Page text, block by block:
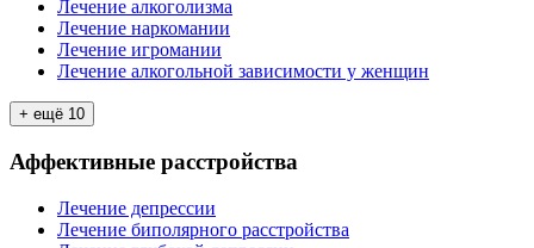
Лечение алкоголизма
Лечение наркомании
Лечение игромании
Лечение алкогольной зависимости у женщин
+ ещё 10
Аффективные расстройства
Лечение депрессии
Лечение биполярного расстройства